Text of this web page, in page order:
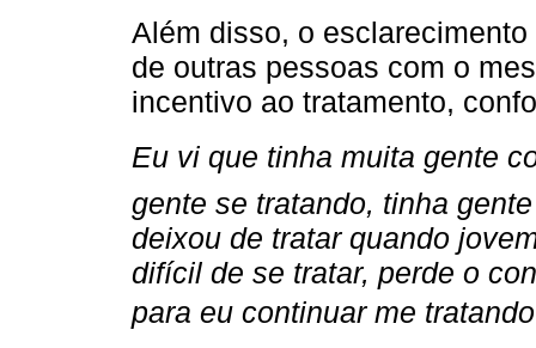
Além disso, o
de outras pessoas com o
incentivo ao tratamento,
Eu vi que tinha muita gente
gente se tratando, tinha
deixou de tratar quando
difícil de se tratar, perde o
para eu continuar me